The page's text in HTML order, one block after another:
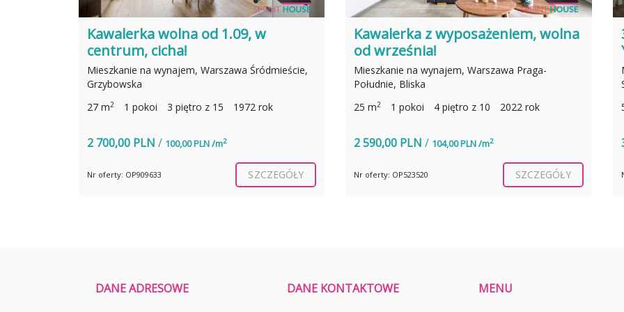
Kawalerka z wyposażeniem, wolna
od września!
Mieszkanie na wynajem, Warszawa Praga-
Południe, Bliska
25 m2 1 pokoi 4 piętro z 10 2022 rok
2 590,00 PLN / 104,00 PLN /m2
Nr oferty: OP523520 SZCZEGÓŁY
3 POK, 2 OGRÓDKI, KLIMA, GARAŻ,
YES FOR PETS!
Mieszkanie na wynajem, Warszawa Białołęka,
Strumykowa
50,60 m
2 3 pokoje 2010 rok
3 700,00 PLN / 73,12 PLN /m2
Nr oferty: OP738364 SZCZEGÓŁY
DANE ADRESOWE DANE KONTAKTOWE MENU